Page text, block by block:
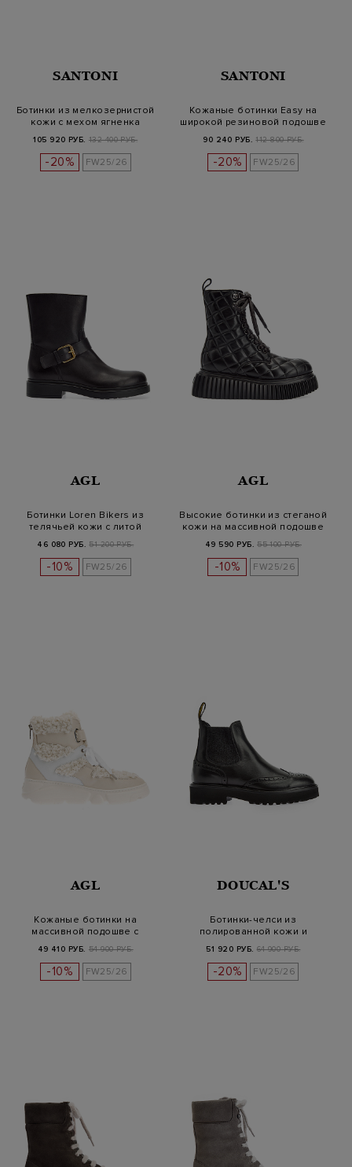
SANTONI
Ботинки из мелкозернистой
кожи с мехом ягненка
105 920 РУБ. 132 400 РУБ.
-20% FW25/26
SANTONI
Кожаные ботинки Easy на
широкой резиновой подошве
90 240 РУБ. 112 800 РУБ.
-20% FW25/26
AGL
Ботинки Loren Bikers из
телячьей кожи с литой
46 080 РУБ. 51 200 РУБ.
-10% FW25/26
AGL
Высокие ботинки из стеганой
кожи на массивной подошве
49 590 РУБ. 55 100 РУБ.
-10% FW25/26
AGL
Кожаные ботинки на
массивной подошве с
49 410 РУБ. 54 900 РУБ.
-10% FW25/26
DOUCAL'S
Ботинки-челси из
полированной кожи и
51 920 РУБ. 64 900 РУБ.
-20% FW25/26